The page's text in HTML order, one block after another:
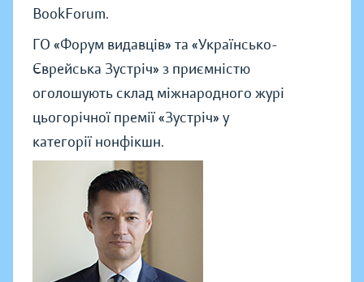
BookForum.
ГО «Форум видавців» та «Українсько-
Єврейська Зустріч» з приємністю
оголошують склад міжнародного журі
цьогорічної премії «Зустріч» у
категорії нонфікшн.